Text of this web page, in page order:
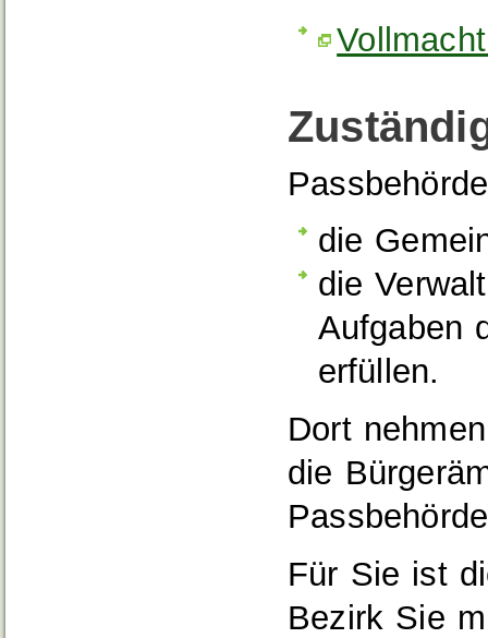
die
die
Aufgaben
erfüllen.
Dort
die
Für Sie ist
Bezirk Sie